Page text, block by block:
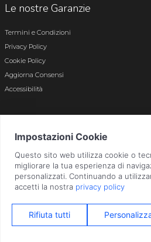
Le nostre Garanzie
Termini e Condizioni
Privacy Policy
Cookie Policy
Aggiorna Consensi
Accessibilità
Bergamo n. 01496180165 · Capitale